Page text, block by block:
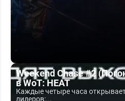
Weekend Chase #2
в WoT: HEAT
Каждые четыре часа
лидеров:...